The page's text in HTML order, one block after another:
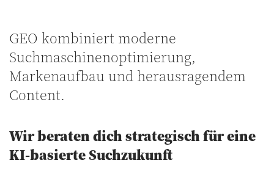
GEO kombiniert moderne
Suchmaschinenoptimierung,
Markenaufbau und herausragendem
Content.
Wir beraten dich strategisch für eine
KI-basierte Suchzukunft